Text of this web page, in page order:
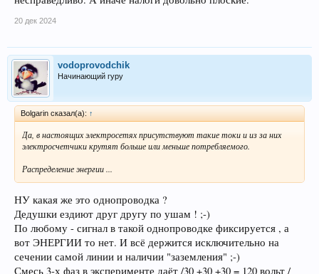
20 дек 2024
vodoprovodchik
Начинающий гуру
Bolgarin сказал(а): ↑
Да, в настоящих электросетях присутствуют такие токи и из за них
электросчетчики крутят больше или меньше потребляемого.
Распределение энергии ...
НУ какая же это однопроводка ?
Дедушки ездиют друг другу по ушам ! ;-)
По любому - сигнал в такой однопроводке фиксируется , а
вот ЭНЕРГИИ то нет. И всё держится исключительно на
сечении самой линии и наличии "заземления" ;-)
Смесь 3-х фаз в эксперименте даёт /30 +30 +30 = 120 вольт /